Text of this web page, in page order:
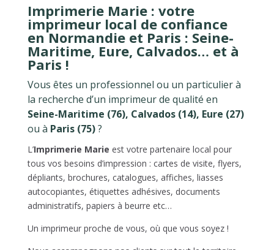
Imprimerie Marie : votre
imprimeur local de confiance
en Normandie et Paris : Seine-
Maritime, Eure, Calvados… et à
Paris !
Vous êtes un professionnel ou un particulier à
la recherche d’un imprimeur de qualité en
Seine-Maritime (76), Calvados (14), Eure (27)
ou à Paris (75)?
L’Imprimerie Marie est votre partenaire local pour
tous vos besoins d’impression : cartes de visite, flyers,
dépliants, brochures, catalogues, affiches, liasses
autocopiantes, étiquettes adhésives, documents
administratifs, papiers à beurre etc…
Un imprimeur proche de vous, où que vous soyez!